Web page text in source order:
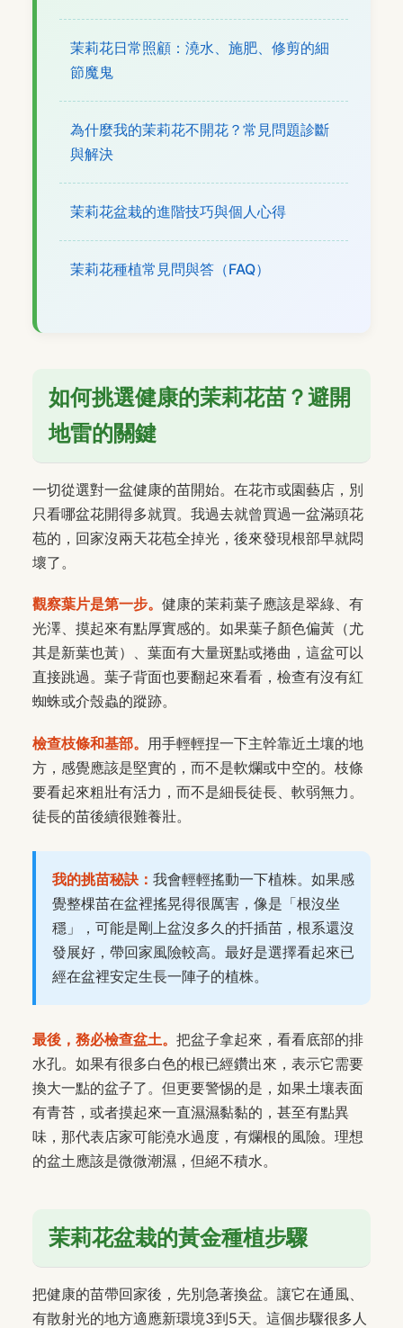
茉莉花日常照顧：澆水、施肥、修剪的細
節魔鬼
為什麼我的茉莉花不開花？常見問題診斷
與解決
茉莉花盆栽的進階技巧與個人心得
茉莉花種植常見問與答（FAQ）
如何挑選健康的茉莉花苗？避開
地雷的關鍵
一切從選對一盆健康的苗開始。在花市或園藝店，別
只看哪盆花開得多就買。我過去就曾買過一盆滿頭花
苞的，回家沒兩天花苞全掉光，後來發現根部早就悶
壞了。
觀察葉片是第一步。 健康的茉莉葉子應該是翠綠、有
光澤、摸起來有點厚實感的。如果葉子顏色偏黃（尤
其是新葉也黃）、葉面有大量斑點或捲曲，這盆可以
直接跳過。葉子背面也要翻起來看看，檢查有沒有紅
蜘蛛或介殼蟲的蹤跡。
檢查枝條和基部。 用手輕輕捏一下主幹靠近土壤的地
方，感覺應該是堅實的，而不是軟爛或中空的。枝條
要看起來粗壯有活力，而不是細長徒長、軟弱無力。
徒長的苗後續很難養壯。
我的挑苗秘訣： 我會輕輕搖動一下植株。如果感
覺整棵苗在盆裡搖晃得很厲害，像是「根沒坐
穩」，可能是剛上盆沒多久的扦插苗，根系還沒
發展好，帶回家風險較高。最好是選擇看起來已
經在盆裡安定生長一陣子的植株。
最後，務必檢查盆土。 把盆子拿起來，看看底部的排
水孔。如果有很多白色的根已經鑽出來，表示它需要
換大一點的盆子了。但更要警惕的是，如果土壤表面
有青苔，或者摸起來一直濕濕黏黏的，甚至有點異
味，那代表店家可能澆水過度，有爛根的風險。理想
的盆土應該是微微潮濕，但絕不積水。
茉莉花盆栽的黃金種植步驟
把健康的苗帶回家後，先別急著換盆。讓它在通風、
有散射光的地方適應新環境3到5天。這個步驟很多人